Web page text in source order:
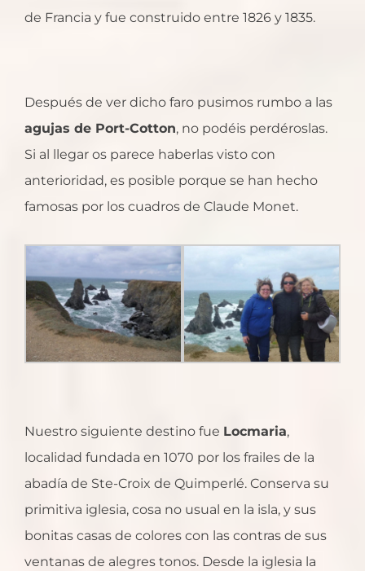
de Francia y fue construido entre 1826 y 1835.
Después de ver dicho faro pusimos rumbo a las
agujas de Port-Cotton, no podéis perdéroslas.
Si al llegar os parece haberlas visto con
anterioridad, es posible porque se han hecho
famosas por los cuadros de Claude Monet.
Nuestro siguiente destino fue Locmaria,
localidad fundada en 1070 por los frailes de la
abadía de Ste-Croix de Quimperlé. Conserva su
primitiva iglesia, cosa no usual en la isla, y sus
bonitas casas de colores con las contras de sus
ventanas de alegres tonos. Desde la iglesia la